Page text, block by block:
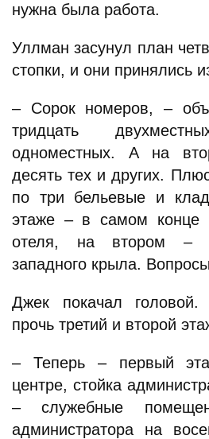
нужна была работа.
Уллман засунул план
стопки, и они принялись
– Сорок номеров, –
тридцать
одноместных. А на
десять тех и других.
по три бельевые и
этаже – в самом конце
отеля, на втором –
западного крыла.
Джек покачал
прочь третий и второй
– Теперь – первый
центре, стойка
– служебные
администратора на